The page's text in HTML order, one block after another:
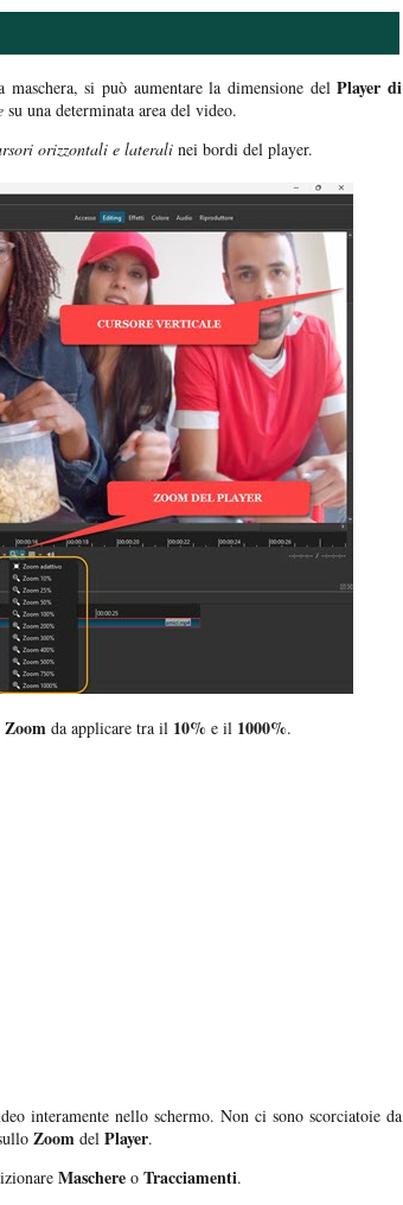
si può aumentare la dimensione delPlayer di
su una determinata area del video.
orizzontali e laterali nei bordi del player.
Zoom da applicare tra il 10% e il 1000%.
interamente nello schermo. Non ci sono scorciatoie da
Zoom del Player.
Maschere o Tracciamenti.